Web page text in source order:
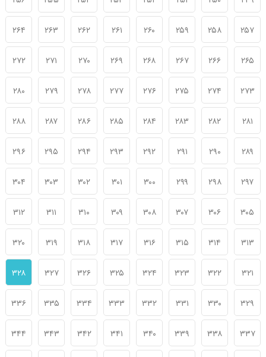
۲۵۷ ۲۵۸ ۲۵۹ ۲۶۰ ۲۶۱ ۲۶۲ ۲۶۳ ۲۶۴
۲۶۵ ۲۶۶ ۲۶۷ ۲۶۸ ۲۶۹ ۲۷۰ ۲۷۱ ۲۷۲
۲۷۳ ۲۷۴ ۲۷۵ ۲۷۶ ۲۷۷ ۲۷۸ ۲۷۹ ۲۸۰
۲۸۱ ۲۸۲ ۲۸۳ ۲۸۴ ۲۸۵ ۲۸۶ ۲۸۷ ۲۸۸
۲۸۹ ۲۹۰ ۲۹۱ ۲۹۲ ۲۹۳ ۲۹۴ ۲۹۵ ۲۹۶
۲۹۷ ۲۹۸ ۲۹۹ ۳۰۰ ۳۰۱ ۳۰۲ ۳۰۳ ۳۰۴
۳۰۵ ۳۰۶ ۳۰۷ ۳۰۸ ۳۰۹ ۳۱۰ ۳۱۱ ۳۱۲
۳۱۳ ۳۱۴ ۳۱۵ ۳۱۶ ۳۱۷ ۳۱۸ ۳۱۹ ۳۲۰
۳۲۱ ۳۲۲ ۳۲۳ ۳۲۴ ۳۲۵ ۳۲۶ ۳۲۷ ۳۲۸
۳۲۹ ۳۳۰ ۳۳۱ ۳۳۲ ۳۳۳ ۳۳۴ ۳۳۵ ۳۳۶
۳۳۷ ۳۳۸ ۳۳۹ ۳۴۰ ۳۴۱ ۳۴۲ ۳۴۳ ۳۴۴